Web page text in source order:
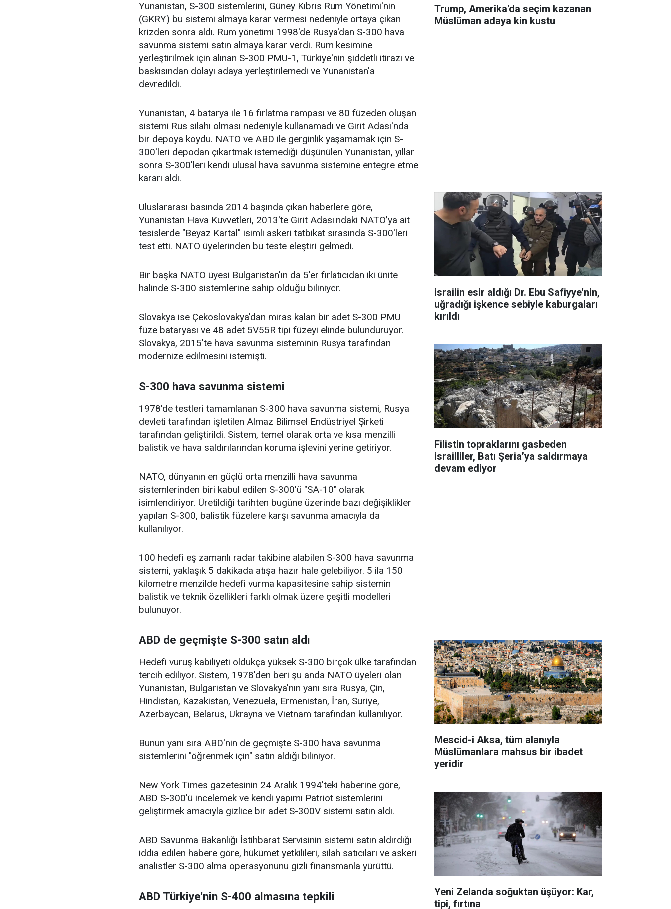
Yunanistan, S-300 sistemlerini, Güney Kıbrıs Rum Yönetimi'nin
(GKRY) bu sistemi almaya karar vermesi nedeniyle ortaya çıkan
krizden sonra aldı. Rum yönetimi 1998'de Rusya'dan S-300 hava
savunma sistemi satın almaya karar verdi. Rum kesimine
yerleştirilmek için alınan S-300 PMU-1, Türkiye'nin şiddetli itirazı ve
baskısından dolayı adaya yerleştirilemedi ve Yunanistan'a
devredildi.
Yunanistan, 4 batarya ile 16 fırlatma rampası ve 80 füzeden oluşan
sistemi Rus silahı olması nedeniyle kullanamadı ve Girit Adası'nda
bir depoya koydu. NATO ve ABD ile gerginlik yaşamamak için S-
300'leri depodan çıkartmak istemediği düşünülen Yunanistan, yıllar
sonra S-300'leri kendi ulusal hava savunma sistemine entegre etme
kararı aldı.
Uluslararası basında 2014 başında çıkan haberlere göre,
Yunanistan Hava Kuvvetleri, 2013'te Girit Adası'ndaki NATO’ya ait
tesislerde "Beyaz Kartal" isimli askeri tatbikat sırasında S-300'leri
test etti. NATO üyelerinden bu teste eleştiri gelmedi.
Bir başka NATO üyesi Bulgaristan'ın da 5'er fırlatıcıdan iki ünite
halinde S-300 sistemlerine sahip olduğu biliniyor.
Slovakya ise Çekoslovakya'dan miras kalan bir adet S-300 PMU
füze bataryası ve 48 adet 5V55R tipi füzeyi elinde bulunduruyor.
Slovakya, 2015'te hava savunma sisteminin Rusya tarafından
modernize edilmesini istemişti.
S-300 hava savunma sistemi
1978'de testleri tamamlanan S-300 hava savunma sistemi, Rusya
devleti tarafından işletilen Almaz Bilimsel Endüstriyel Şirketi
tarafından geliştirildi. Sistem, temel olarak orta ve kısa menzilli
balistik ve hava saldırılarından koruma işlevini yerine getiriyor.
NATO, dünyanın en güçlü orta menzilli hava savunma
sistemlerinden biri kabul edilen S-300'ü "SA-10" olarak
isimlendiriyor. Üretildiği tarihten bugüne üzerinde bazı değişiklikler
yapılan S-300, balistik füzelere karşı savunma amacıyla da
kullanılıyor.
100 hedefi eş zamanlı radar takibine alabilen S-300 hava savunma
sistemi, yaklaşık 5 dakikada atışa hazır hale gelebiliyor. 5 ila 150
kilometre menzilde hedefi vurma kapasitesine sahip sistemin
balistik ve teknik özellikleri farklı olmak üzere çeşitli modelleri
bulunuyor.
ABD de geçmişte S-300 satın aldı
Hedefi vuruş kabiliyeti oldukça yüksek S-300 birçok ülke tarafından
tercih ediliyor. Sistem, 1978'den beri şu anda NATO üyeleri olan
Yunanistan, Bulgaristan ve Slovakya'nın yanı sıra Rusya, Çin,
Hindistan, Kazakistan, Venezuela, Ermenistan, İran, Suriye,
Azerbaycan, Belarus, Ukrayna ve Vietnam tarafından kullanılıyor.
Bunun yanı sıra ABD'nin de geçmişte S-300 hava savunma
sistemlerini "öğrenmek için" satın aldığı biliniyor.
New York Times gazetesinin 24 Aralık 1994'teki haberine göre,
ABD S-300'ü incelemek ve kendi yapımı Patriot sistemlerini
geliştirmek amacıyla gizlice bir adet S-300V sistemi satın aldı.
ABD Savunma Bakanlığı İstihbarat Servisinin sistemi satın aldırdığı
iddia edilen habere göre, hükümet yetkilileri, silah satıcıları ve askeri
analistler S-300 alma operasyonunu gizli finansmanla yürüttü.
ABD Türkiye'nin S-400 almasına tepkili
Trump, Amerika'da seçim kazanan
Müslüman adaya kin kustu
israilin esir aldığı Dr. Ebu Safiyye'nin,
uğradığı işkence sebiyle kaburgaları
kırıldı
Filistin topraklarını gasbeden
israilliler, Batı Şeria’ya saldırmaya
devam ediyor
Mescid-i Aksa, tüm alanıyla
Müslümanlara mahsus bir ibadet
yeridir
Yeni Zelanda soğuktan üşüyor: Kar,
tipi, fırtına